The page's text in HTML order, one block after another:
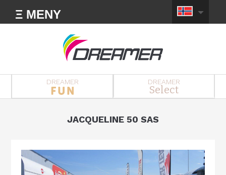
Ξ MENY
DREAMER DREAMER
Select
JACQUELINE 50 SAS